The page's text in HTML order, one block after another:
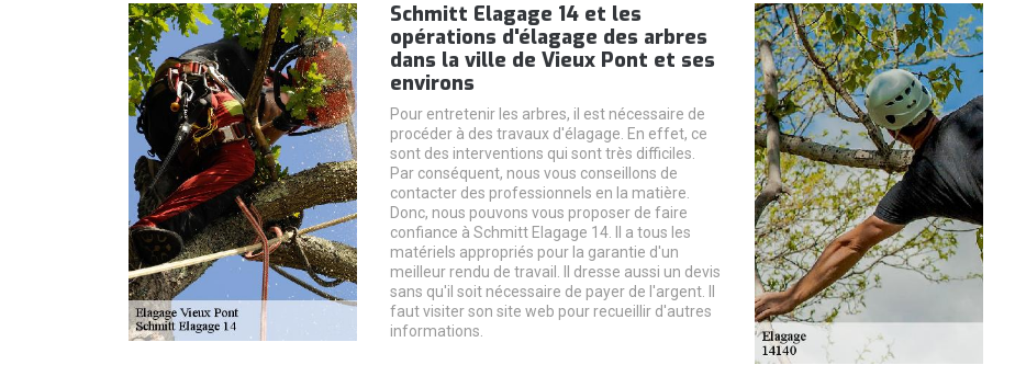
Schmitt Elagage 14 et les
opérations d'élagage des arbres
dans la ville de Vieux Pont et ses
environs
Pour entretenir les arbres, il est nécessaire de
procéder à des travaux d'élagage. En effet, ce
sont des interventions qui sont très difficiles.
Par conséquent, nous vous conseillons de
contacter des professionnels en la matière.
Donc, nous pouvons vous proposer de faire
confiance à Schmitt Elagage 14. Il a tous les
matériels appropriés pour la garantie d'un
meilleur rendu de travail. Il dresse aussi un devis
sans qu'il soit nécessaire de payer de l'argent. Il
faut visiter son site web pour recueillir d'autres
informations.